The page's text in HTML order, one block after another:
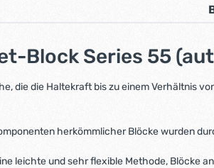
Series 55
die die Haltekraft bis zu einem Verhältnis
herkömmlicher Blöcke wurden
leichte und sehr flexible Methode, Blöcke